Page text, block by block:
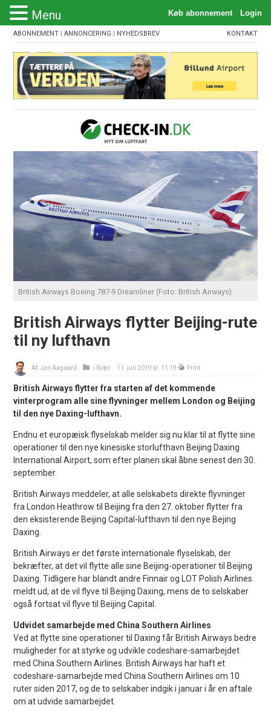
ABONNEMENT |ANNONCERING | NYHEDSBREV KONTAKT
British Airways Boeing 787-9 Dreamliner (Foto: British Airways)
British Airways flytter Beijing-rute
til ny lufthavn
Af:Jan Aagaard i Ruter 11. juli 2019 kl. 11:19 Print
British Airways flytter fra starten af det kommende
vinterprogram alle sine flyvninger mellem London og Beijing
til den nye Daxing-lufthavn.
Endnu et europæisk flyselskab melder sig nu klar til at flytte sine
operationer til den nye kinesiske storlufthavn Beijing Daxing
International Airport, som efter planen skal åbne senest den 30.
september.
British Airways meddeler, at alle selskabets direkte flyvninger
fra London Heathrow til Beijing fra den 27. oktober flytter fra
den eksisterende Beijing Capital-lufthavn til den nye Bejing
Daxing.
British Airways er det første internationale flyselskab, der
bekræfter, at det vil flytte alle sine Beijing-operationer til Beijing
Daxing. Tidligere har blandt andre Finnair og LOT Polish Airlines
meldt ud, at de vil flyve til Beijing Daxing, mens de to selskaber
også fortsat vil flyve til Beijing Capital.
Udvidet samarbejde med China Southern Airlines
Ved at flytte sine operationer til Daxing får British Airways bedre
muligheder for at styrke og udvikle codeshare-samarbejdet
med China Southern Airlines. British Airways har haft et
codeshare-samarbejde med China Southern Airlines om 10
ruter siden 2017, og de to selskaber indgik i januar i år en aftale
om at udvide samarbejdet.
Menu